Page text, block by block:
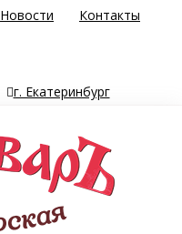
Новости
Контакты
г. Екатеринбург